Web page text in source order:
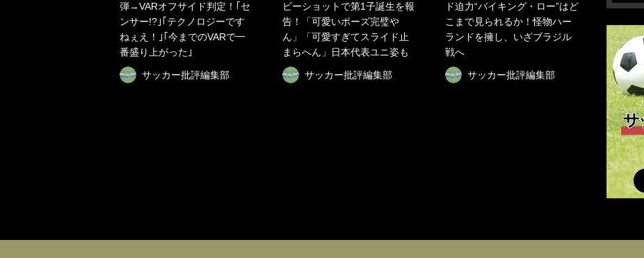
弾→VARオフサイド判定！｢セ
ンサー!?｣｢テクノロジーです
ねぇえ！｣｢今までのVARで一
番盛り上がった｣
サッカー批評編集部
ビーショットで第1子誕生を報
告！「可愛いポーズ完璧や
ん」「可愛すぎてスライド止
まらへん」日本代表ユニ姿も
サッカー批評編集部
ド迫力“バイキング・ロー”はど
こまで見られるか！怪物ハー
ランドを擁し、いざブラジル
戦へ
サッカー批評編集部